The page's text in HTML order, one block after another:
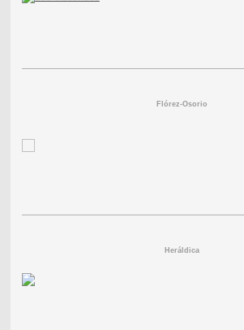
Flórez-Osorio
Heráldica